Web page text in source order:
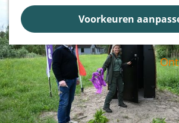
Voorkeuren
e
p
a
g
e